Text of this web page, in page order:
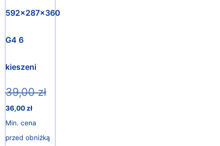
592x287x360
G4 6
kieszeni
39,00zł
36,00 zł
Min. cena
przed obniżką